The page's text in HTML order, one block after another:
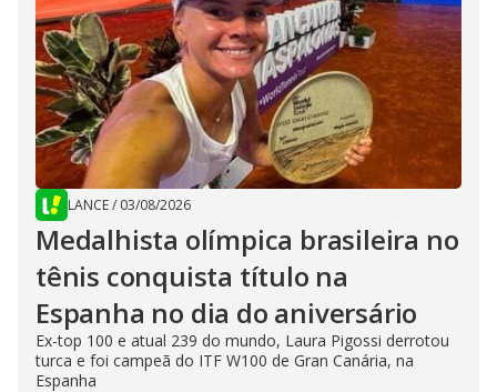
LANCE/ 03/08/2026
Medalhista olímpica brasileira no
tênis conquista título na
Espanha no dia do aniversário
Ex-top 100 e atual 239 do mundo, Laura Pigossi derrotou
turca e foi campeã do ITF W100 de Gran Canária, na
Espanha